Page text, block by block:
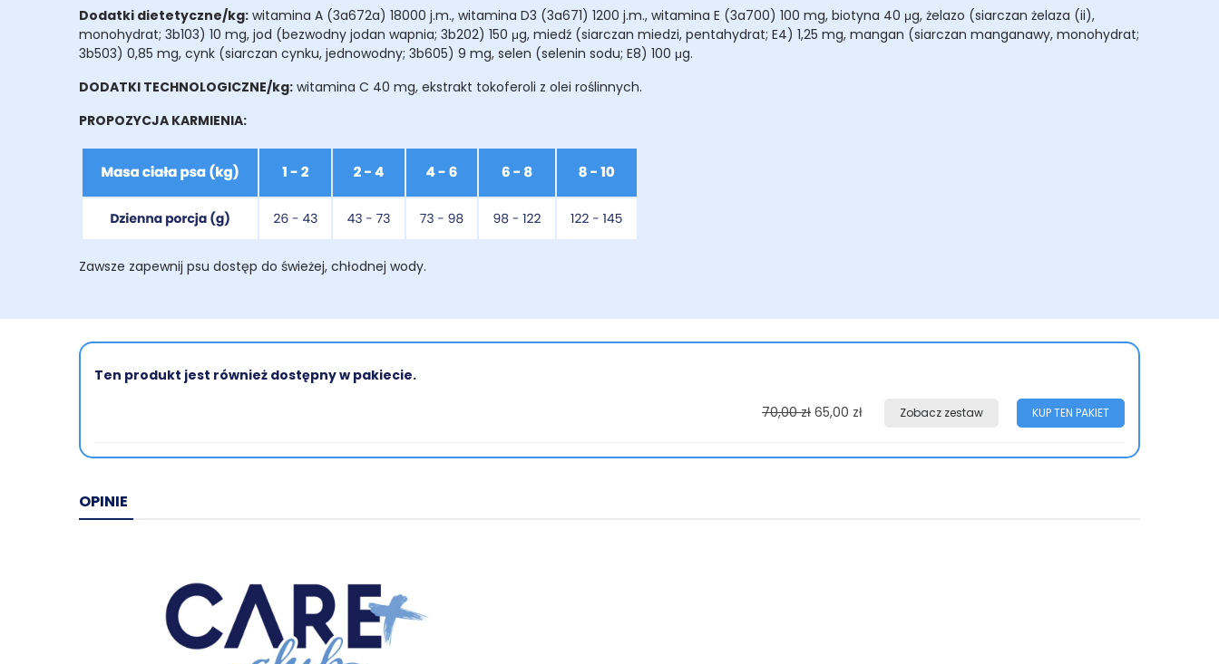
Dodatki dietetyczne/kg: witamina A (3a672a) 18000 j.m., witamina D3 (3a671) 1200 j.m., witamina E (3a700) 100 mg, biotyna 40 μg, żelazo (siarczan żelaza (ii),
monohydrat; 3b103) 10 mg, jod (bezwodny jodan wapnia; 3b202) 150 μg, miedź (siarczan miedzi, pentahydrat; E4) 1,25 mg, mangan (siarczan manganawy, monohydrat;
3b503) 0,85 mg, cynk (siarczan cynku, jednowodny; 3b605) 9 mg, selen (selenin sodu; E8) 100 μg.
DODATKI TECHNOLOGICZNE/kg: witamina C 40 mg, ekstrakt tokoferoli z olei roślinnych.
PROPOZYCJA KARMIENIA:
Zawsze zapewnij psu dostęp do świeżej, chłodnej wody.
Ten produkt jest również dostępny w pakiecie.
70,00 zł 65,00 zł Zobacz zestaw KUP TEN PAKIET
OPINIE